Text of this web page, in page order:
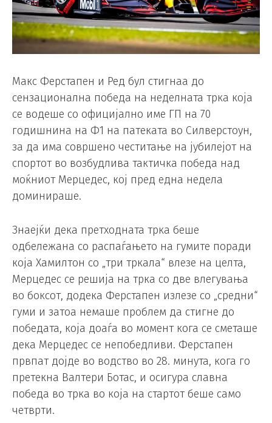
Макс Ферстапен и Ред бул стигнаа до
сензационална победа на неделната трка која
се водеше со официјално име ГП на 70
годишнина на Ф1 на патеката во Силверстоун,
за да има совршено честитање на јубилејот на
спортот во возбудлива тактичка победа над
моќниот Мерцедес, кој пред една недела
доминираше.
Знаејќи дека претходната трка беше
одбележана со распаѓањето на гумите поради
која Хамилтон со „три тркала“ влезе на целта,
Мерцедес се решија на трка со две влегувања
во боксот, додека Ферстапен излезе со „средни“
гуми и затоа немаше проблем да стигне до
победата, која доаѓа во момент кога се сметаше
дека Мерцедес се непобедливи. Ферстапен
првпат дојде во водство во 28. минута, кога го
претекна Валтери Ботас, и осигура славна
победа во трка во која на стартот беше само
четврти.